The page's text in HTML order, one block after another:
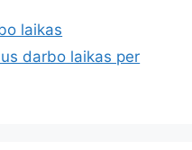
laikas
darbo laikas per